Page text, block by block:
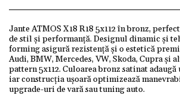
Jante ATMOS X18 R18 5x112 în bronz,
de stil și performanță. Designul dinamic și
forming asigură rezistență și o estetică
Audi, BMW, Mercedes, VW, Skoda, Cupra și
pattern 5x112. Culoarea bronz satinat adaugă
iar construcția ușoară optimizează
upgrade-uri de vară sau tuning auto.